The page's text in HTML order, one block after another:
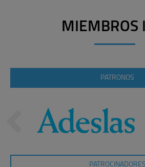
MIEMBROS
PATRONOS
PATROCINADORES